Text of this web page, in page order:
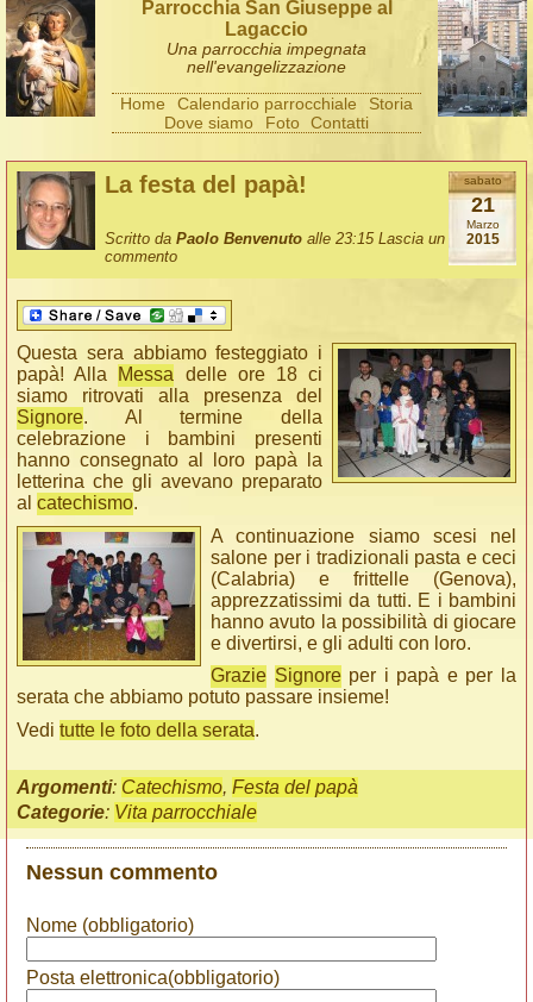
Parrocchia San Giuseppe al
Lagaccio
Una parrocchia impegnata
nell'evangelizzazione
Home Calendario parrocchiale
Storia
Dove siamo
Foto Contatti
sabato
21
Marzo
2015
La festa del papà!
Scritto da Paolo Benvenuto alle 23:15 Lascia un
commento
Questa sera abbiamo festeggiato i
papà! Alla Messa delle ore 18 ci
siamo ritrovati alla presenza del
Signore. Al termine della
celebrazione i bambini presenti
hanno consegnato al loro papà la
letterina che gli avevano preparato
al catechismo.
A continuazione siamo scesi nel
salone per i tradizionali pasta e ceci
(Calabria) e frittelle (Genova),
apprezzatissimi da tutti. E i bambini
hanno avuto la possibilità di giocare
e divertirsi, e gli adulti con loro.
Grazie Signoreper i papà e per la
serata che abbiamo potuto passare insieme!
Vedi tutte le foto della serata.
Argomenti: Catechismo, Festa del papà
Categorie: Vita parrocchiale
Nessun commento
Nome (obbligatorio)
Posta elettronica(obbligatorio)